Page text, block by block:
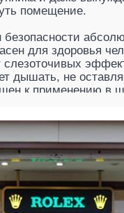
помещение.
безопасности
для здоровья
слезоточивых
дышать, не
к применению в
безопасен он и для
в том числе
клиента
сигнализации
сиреной